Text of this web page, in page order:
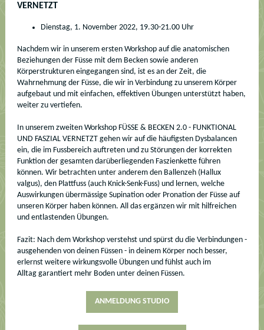
VERNETZT
Dienstag, 1. November 2022, 19.30-21.00 Uhr
Nachdem wir in unserem ersten Workshop auf die anatomischen
Beziehungen der Füsse mit dem Becken sowie anderen
Körperstrukturen eingegangen sind, ist es an der Zeit, die
Wahrnehmung der Füsse, die wir in Verbindung zu unserem Körper
aufgebaut und mit einfachen, effektiven Übungen unterstützt haben,
weiter zu vertiefen.
In unserem zweiten Workshop FÜSSE & BECKEN 2.0 - FUNKTIONAL
UND FASZIAL VERNETZT gehen wir auf die häufigsten Dysbalancen
ein, die im Fussbereich auftreten und zu Störungen der korrekten
Funktion der gesamten darüberliegenden Faszienkette führen
können. Wir betrachten unter anderem den Ballenzeh (Hallux
valgus), den Plattfuss (auch Knick-Senk-Fuss) und lernen, welche
Auswirkungen übermässige Supination oder Pronation der Füsse auf
unseren Körper haben können. All das ergänzen wir mit hilfreichen
und entlastenden Übungen.
Fazit: Nach dem Workshop verstehst und spürst du die Verbindungen -
ausgehenden von deinen Füssen - in deinem Körper noch besser,
erlernst weitere wirkungsvolle Übungen und fühlst auch im
Alltag garantiert mehr Boden unter deinen Füssen.
ANMELDUNG STUDIO